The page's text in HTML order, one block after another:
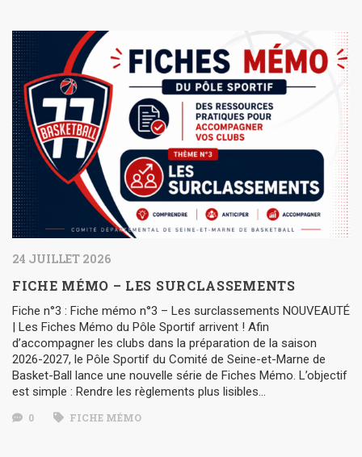
24 JUILLET 2026
FICHE MÉMO – LES SURCLASSEMENTS
Fiche n°3 : Fiche mémo n°3 – Les surclassements NOUVEAUTÉ
| Les Fiches Mémo du Pôle Sportif arrivent ! Afin
d’accompagner les clubs dans la préparation de la saison
2026-2027, le Pôle Sportif du Comité de Seine-et-Marne de
Basket-Ball lance une nouvelle série de Fiches Mémo. L’objectif
est simple : Rendre les règlements plus lisibles…
0 FICHE MÉMO